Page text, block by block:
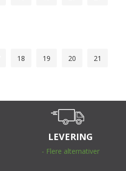
18 19 20 21
LEVERING
- Flere alternativer